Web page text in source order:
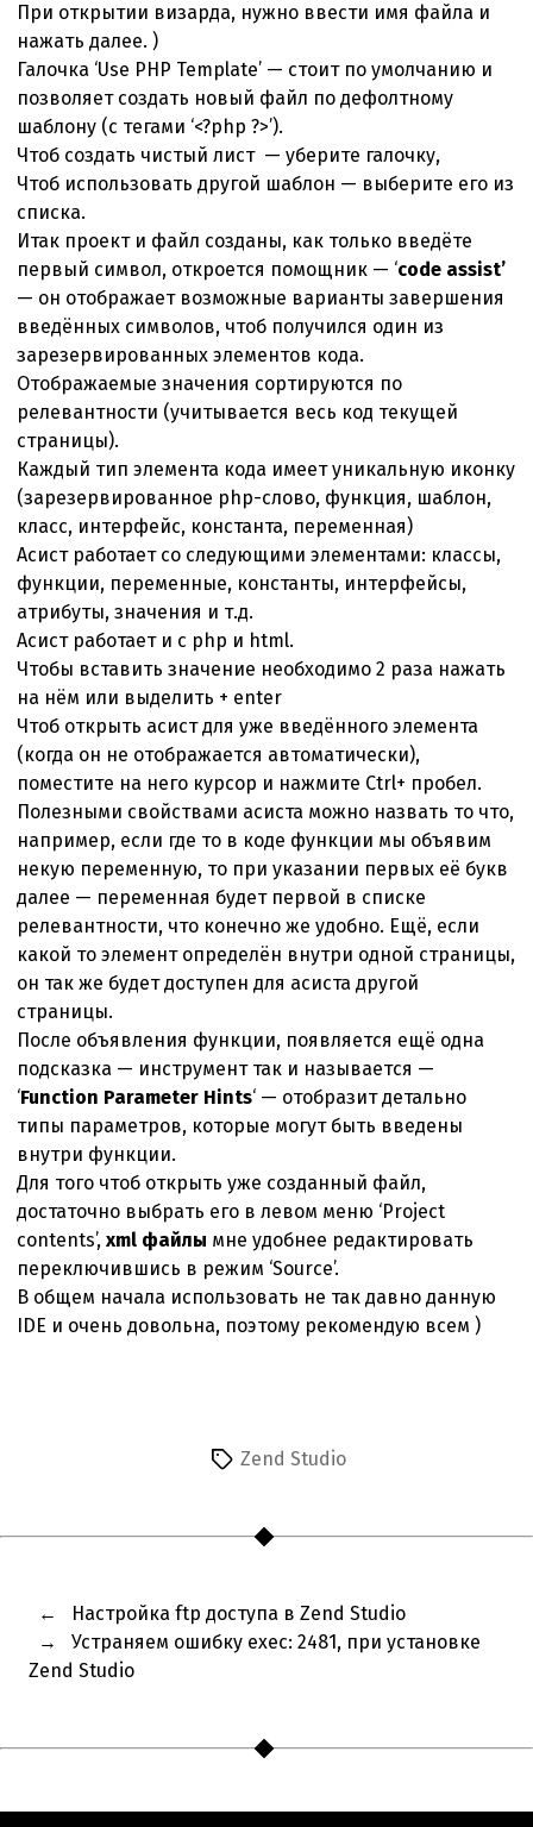
При открытии визарда, нужно ввести имя файла и
нажать далее. )
Галочка ‘Use PHP Template’ — стоит по умолчанию и
позволяет создать новый файл по дефолтному
шаблону (с тегами ‘<?php ?>’).
Чтоб создать чистый лист — уберите галочку,
Чтоб использовать другой шаблон — выберите его из
списка.
Итак проект и файл созданы, как только введёте
первый символ, откроется помощник — ‘code assist’
— он отображает возможные варианты завершения
введённых символов, чтоб получился один из
зарезервированных элементов кода.
Отображаемые значения сортируются по
релевантности (учитывается весь код текущей
страницы).
Каждый тип элемента кода имеет уникальную иконку
(зарезервированное php-слово, функция, шаблон,
класс, интерфейс, константа, переменная)
Асист работает со следующими элементами: классы,
функции, переменные, константы, интерфейсы,
атрибуты, значения и т.д.
Асист работает и с php и html.
Чтобы вставить значение необходимо 2 раза нажать
на нём или выделить + enter
Чтоб открыть асист для уже введённого элемента
(когда он не отображается автоматически),
поместите на него курсор и нажмите Ctrl+ пробел.
Полезными свойствами асиста можно назвать то что,
например, если где то в коде функции мы объявим
некую переменную, то при указании первых её букв
далее — переменная будет первой в списке
релевантности, что конечно же удобно. Ещё, если
какой то элемент определён внутри одной страницы,
он так же будет доступен для асиста другой
страницы.
После объявления функции, появляется ещё одна
подсказка — инструмент так и называется —
‘Function Parameter Hints‘ — отобразит детально
типы параметров, которые могут быть введены
внутри функции.
Для того чтоб открыть уже созданный файл,
достаточно выбрать его в левом меню ‘Project
contents’, xml файлы мне удобнее редактировать
переключившись в режим ‘Source’.
В общем начала использовать не так давно данную
IDE и очень довольна, поэтому рекомендую всем )
Метки
Zend Studio
←
Настройка ftp доступа в Zend Studio
→
Устраняем ошибку exec: 2481, при установке
Zend Studio